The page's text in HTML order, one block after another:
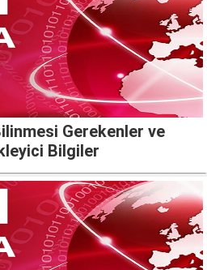
Gerekenler ve
Bilgiler